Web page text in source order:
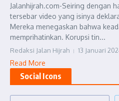
Jalanhijrah.com-Seiring dengan
tersebar video yang isinya
Mereka menegaskan bahwa
memprihatinkan. Korupsi tin...
Redaksi Jalan Hijrah 13 Januari
Read More
Social Icons